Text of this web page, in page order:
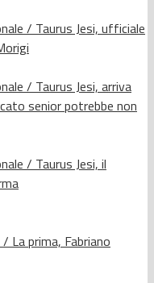
/ Taurus Jesi, ufficiale
/ Taurus Jesi, arriva
senior potrebbe non
/ Taurus Jesi, il
La prima, Fabriano